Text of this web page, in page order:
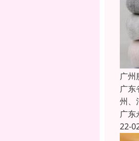
广州
广东
州
广东
22-